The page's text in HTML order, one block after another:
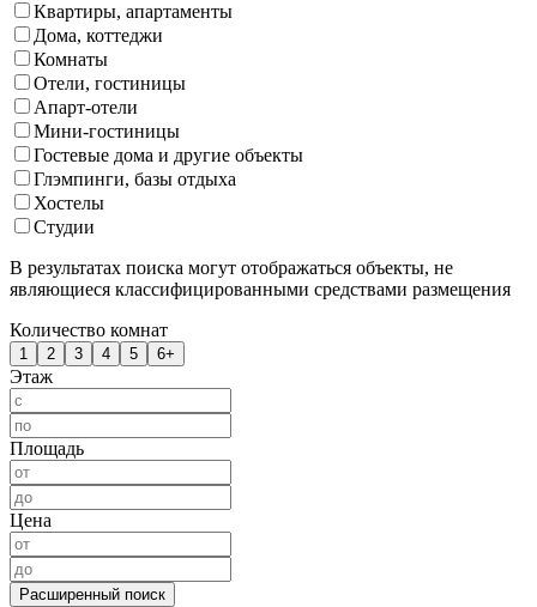
Квартиры, апартаменты
Дома, коттеджи
Комнаты
Отели, гостиницы
Апарт-отели
Мини-гостиницы
Гостевые дома и другие объекты
Глэмпинги, базы отдыха
Хостелы
Студии
В результатах поиска могут отображаться объекты, не
являющиеся классифицированными средствами размещения
Количество комнат
1 2 3 4 5 6+
Этаж
Площадь
Цена
Расширенный поиск